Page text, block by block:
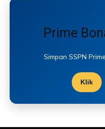
Prime
Simpan SSPN
Klik